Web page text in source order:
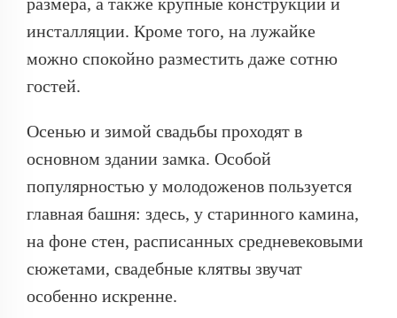
инсталляции. Кроме того, на лужайке
можно спокойно разместить даже сотню
гостей.
Осенью и зимой свадьбы проходят в
основном здании замка. Особой
популярностью у молодоженов пользуется
главная башня: здесь, у старинного камина,
на фоне стен, расписанных средневековыми
сюжетами, свадебные клятвы звучат
особенно искренне.